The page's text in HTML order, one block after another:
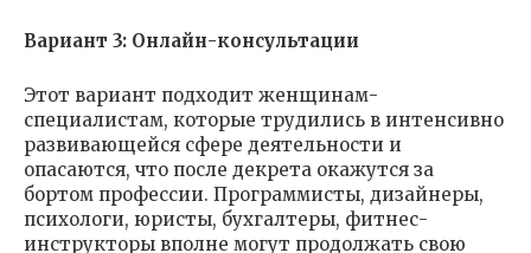
Вариант 3: Онлайн-консультации
Этот вариант подходит женщинам-
специалистам, которые трудились в интенсивно
развивающейся сфере деятельности и
опасаются, что после декрета окажутся за
бортом профессии. Программисты, дизайнеры,
психологи, юристы, бухгалтеры, фитнес-
инструкторы вполне могут продолжать свою